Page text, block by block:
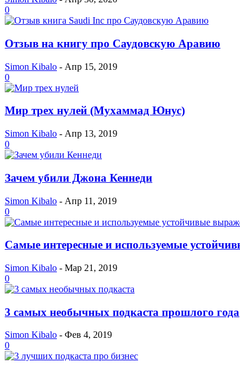
0
Отзыв на книгу про Саудовскую Аравию
Simon Kibalo - Апр 15, 2019
0
Мир трех нулей (Мухаммад Юнус)
Simon Kibalo - Апр 13, 2019
0
Зачем убили Джона Кеннеди
Simon Kibalo - Апр 11, 2019
0
Самые интересные и используемые
Simon Kibalo - Мар 21, 2019
0
3 самых необычных подкаста прошлого года
Simon Kibalo - Фев 4, 2019
0